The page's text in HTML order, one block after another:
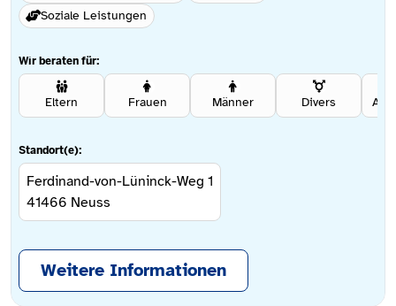
Soziale Leistungen
Wir beraten für:
Eltern Frauen Männer Divers
Standort(e):
Ferdinand-von-Lüninck-Weg 1
41466 Neuss
Weitere Informationen